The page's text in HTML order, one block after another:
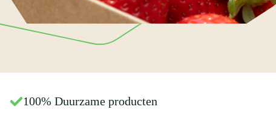
100% Duurzame producten